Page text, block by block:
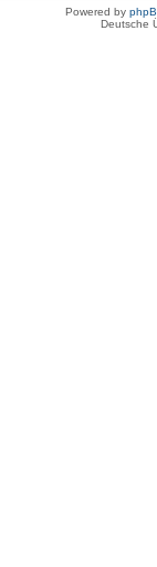
Powered by
Deutsche